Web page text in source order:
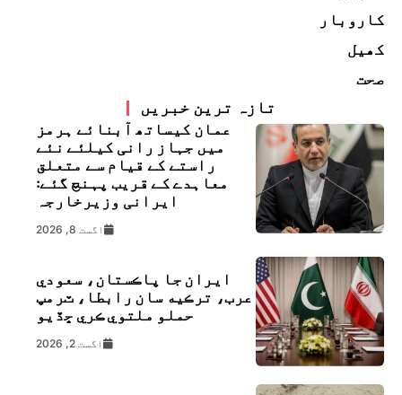
کاروبار
کھیل
صحت
تازہ ترین خبریں
عمان کیساتھ آبنائے ہرمز
میں جہاز رانی کیلئے نئے
راستے کے قیام سے متعلق
معاہدے کے قریب پہنچ گئے:
ایرانی وزیرخارجہ
اگست 8, 2026
ايران جا پاڪستان، سعودي
عرب، ترڪيه سان رابطا، ٽرمپ
حملو ملتوي ڪري ڇڏيو
اگست 2, 2026